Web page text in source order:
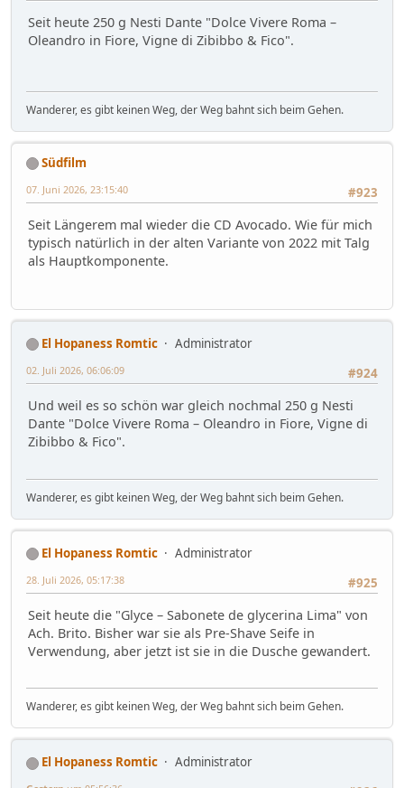
Seit heute 250 g Nesti Dante "Dolce Vivere Roma –
Oleandro in Fiore, Vigne di Zibibbo & Fico".
Wanderer, es gibt keinen Weg, der Weg bahnt sich beim Gehen.
Südfilm
#923
07. Juni 2026, 23:15:40
Seit Längerem mal wieder die CD Avocado. Wie für mich
typisch natürlich in der alten Variante von 2022 mit Talg
als Hauptkomponente.
El Hopaness Romtic
Administrator
#924
02. Juli 2026, 06:06:09
Und weil es so schön war gleich nochmal 250 g Nesti
Dante "Dolce Vivere Roma – Oleandro in Fiore, Vigne di
Zibibbo & Fico".
Wanderer, es gibt keinen Weg, der Weg bahnt sich beim Gehen.
El Hopaness Romtic
Administrator
#925
28. Juli 2026, 05:17:38
Seit heute die "Glyce – Sabonete de glycerina Lima" von
Ach. Brito. Bisher war sie als Pre-Shave Seife in
Verwendung, aber jetzt ist sie in die Dusche gewandert.
Wanderer, es gibt keinen Weg, der Weg bahnt sich beim Gehen.
El Hopaness Romtic
Administrator